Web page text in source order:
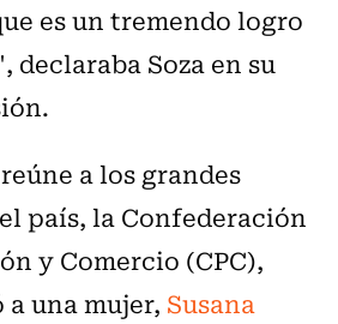
es un tremendo logro
declaraba Soza en su
a los grandes
país, la Confederación
y Comercio (CPC),
una mujer, Susana